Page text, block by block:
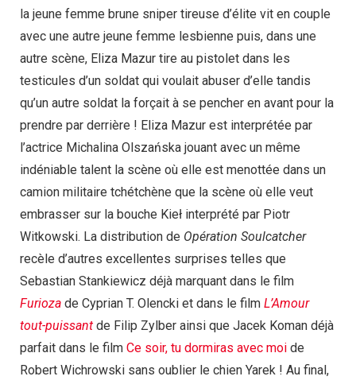
la jeune femme brune sniper tireuse d’élite vit en couple
avec une autre jeune femme lesbienne puis, dans une
autre scène, Eliza Mazur tire au pistolet dans les
testicules d’un soldat qui voulait abuser d’elle tandis
qu’un autre soldat la forçait à se pencher en avant pour la
prendre par derrière ! Eliza Mazur est interprétée par
l’actrice Michalina Olszańska jouant avec un même
indéniable talent la scène où elle est menottée dans un
camion militaire tchétchène que la scène où elle veut
embrasser sur la bouche Kieł interprété par Piotr
Witkowski. La distribution de Opération Soulcatcher
recèle d’autres excellentes surprises telles que
Sebastian Stankiewicz déjà marquant dans le film
Furioza de Cyprian T. Olencki et dans le film L’Amour
tout-puissant de Filip Zylber ainsi que Jacek Koman déjà
parfait dans le film Ce soir, tu dormiras avec moi de
Robert Wichrowski sans oublier le chien Yarek ! Au final,